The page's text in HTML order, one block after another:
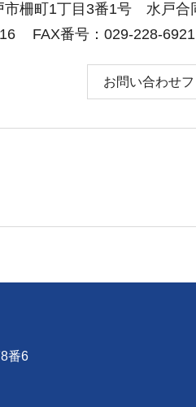
市柵町1丁目3番1号 水戸合
FAX番号：029-228-6921
お問い合わせ
番6